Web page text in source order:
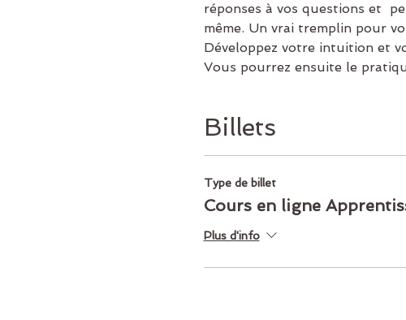
réponses à vos questions et
même. Un vrai tremplin pour
Développez votre intuition et
Vous pourrez ensuite le
Billets
Type de billet
Cours en ligne
Plus d'info